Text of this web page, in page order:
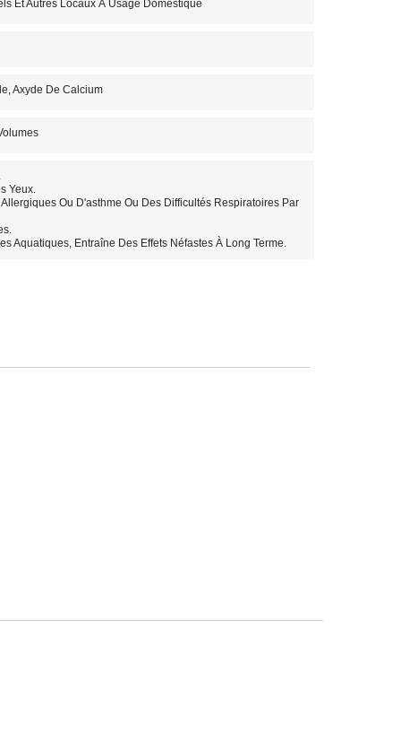
Et Autres Locaux À Usage Domestique
Axyde De Calcium
Yeux.
Ou D'asthme Ou Des Difficultés Respiratoires Par
Aquatiques, Entraîne Des Effets Néfastes À Long Terme.